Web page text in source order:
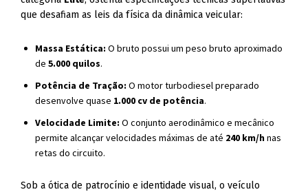
que desafiam as leis da física da dinâmica veicular:
Massa Estática: O bruto possui um peso bruto aproximado
de5.000 quilos.
Potência de Tração: O motor turbodiesel preparado
desenvolve quase 1.000 cv de potência.
Velocidade Limite: O conjunto aerodinâmico e mecânico
permite alcançar velocidades máximas de até 240 km/hnas
retas do circuito.
Sob a ótica de patrocínio e identidade visual, o veículo